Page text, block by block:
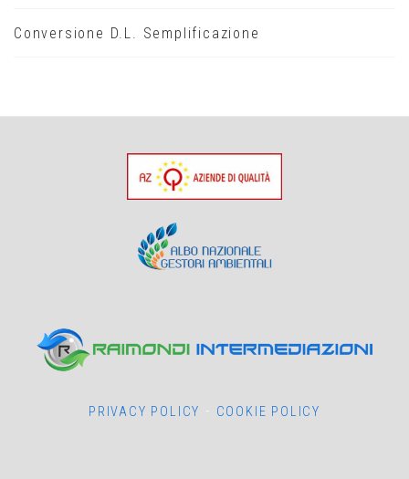
Conversione D.L. Semplificazione
PRIVACY POLICY - COOKIE POLICY